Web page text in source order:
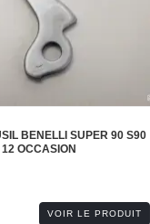
BENELLI SUPER 90 S90
OCCASION
VOIR LE PRODUIT